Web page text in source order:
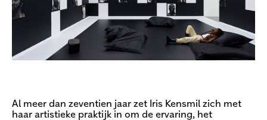
Al meer dan zeventien jaar zet Iris Kensmil zich met
haar artistieke praktijk in om de ervaring, het